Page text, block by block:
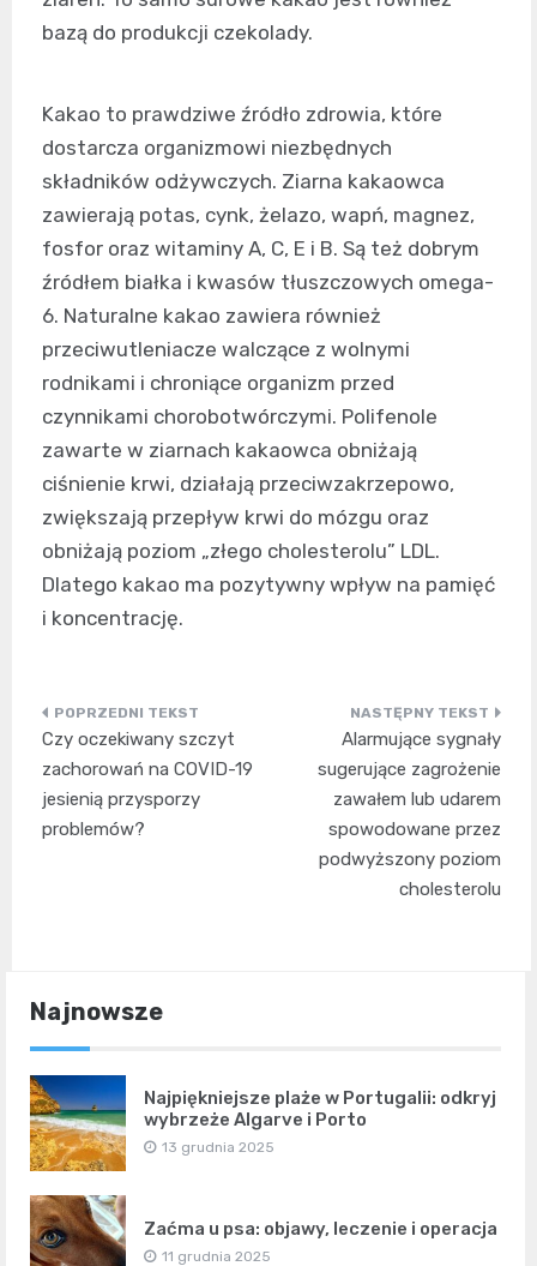
bazą do produkcji czekolady.
Kakao to prawdziwe źródło zdrowia, które
dostarcza organizmowi niezbędnych
składników odżywczych. Ziarna kakaowca
zawierają potas, cynk, żelazo, wapń, magnez,
fosfor oraz witaminy A, C, E i B. Są też dobrym
źródłem białka i kwasów tłuszczowych omega-
6. Naturalne kakao zawiera również
przeciwutleniacze walczące z wolnymi
rodnikami i chroniące organizm przed
czynnikami chorobotwórczymi. Polifenole
zawarte w ziarnach kakaowca obniżają
ciśnienie krwi, działają przeciwzakrzepowo,
zwiększają przepływ krwi do mózgu oraz
obniżają poziom „złego cholesterolu” LDL.
Dlatego kakao ma pozytywny wpływ na pamięć
i koncentrację.
Nawigacja
wpisu
Czy oczekiwany szczyt
zachorowań na COVID-19
jesienią przysporzy
problemów?
Alarmujące sygnały
sugerujące zagrożenie
zawałem lub udarem
spowodowane przez
podwyższony poziom
cholesterolu
Najnowsze
Najpiękniejsze plaże w Portugalii: odkryj
wybrzeże Algarve i Porto
13 grudnia 2025
Zaćma u psa: objawy, leczenie i operacja
11 grudnia 2025